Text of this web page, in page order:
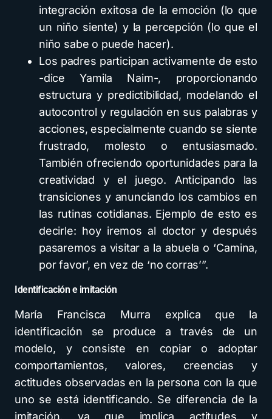
integración exitosa de la emoción (lo que
un niño siente) y la percepción (lo que el
niño sabe o puede hacer).
Los padres participan activamente de esto
-dice Yamila Naim-, proporcionando
estructura y predictibilidad, modelando el
autocontrol y regulación en sus palabras y
acciones, especialmente cuando se siente
frustrado, molesto o entusiasmado.
También ofreciendo oportunidades para la
creatividad y el juego. Anticipando las
transiciones y anunciando los cambios en
las rutinas cotidianas. Ejemplo de esto es
decirle: hoy iremos al doctor y después
pasaremos a visitar a la abuela o ‘Camina,
por favor’, en vez de ‘no corras’”.
Identificación e imitación
María Francisca Murra explica que la
identificación se produce a través de un
modelo, y consiste en copiar o adoptar
comportamientos, valores, creencias y
actitudes observadas en la persona con la que
uno se está identificando. Se diferencia de la
imitación, ya que implica actitudes y